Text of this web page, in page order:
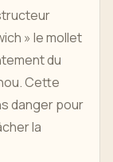
» le mollet
du
Cette
danger pour
la